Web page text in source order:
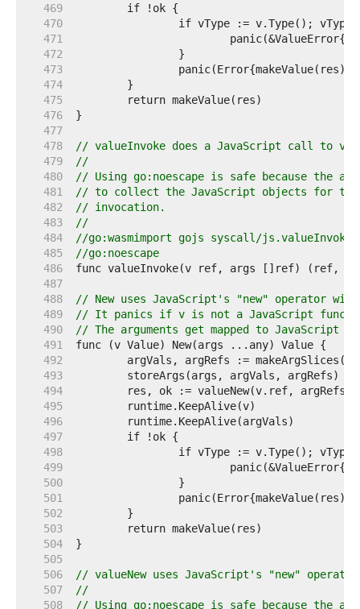
   469
   470
if vType := v.Type();
   471
   472
   473
   474
   475
   476
   477
   478
// valueInvoke does a JavaScript call to
   479
//
   480
// Using go:noescape is safe because the
   481
// to collect the JavaScript objects for the
   482
// invocation.
   483
//
   484
//go:wasmimport gojs syscall/js.valueInvoke
   485
//go:noescape
   486
   487
   488
// New uses JavaScript's "new" operator
   489
// It panics if v is not a JavaScript
   490
// The arguments get mapped to JavaScript
   491
   492
   493
   494
   495
   496
   497
   498
if vType := v.Type();
   499
   500
   501
   502
   503
   504
   505
   506
// valueNew uses JavaScript's "new"
   507
//
   508
// Using go:noescape is safe because the